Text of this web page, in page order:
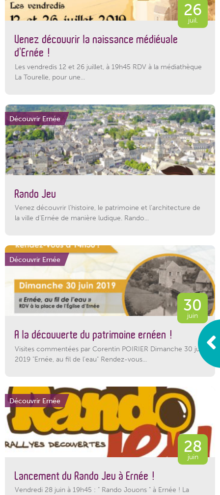
26
juil.
Venez découvrir la naissance médiévale
d’Ernée !
Les vendredis 12 et 26 juillet, à 19h45 RDV à la médiathèque
La Tourelle, pour une...
Découvrir Ernée
Rando Jeu
Venez découvrir l’histoire, le patrimoine et l’architecture de
la ville d’Ernée de manière ludique. Rando...
Découvrir Ernée
30
juin
A la découverte du patrimoine ernéen !
Visites commentées par Corentin POIRIER Dimanche 30 juin
2019 "Ernée, au fil de l'eau" Rendez-vous...
Découvrir Ernée
28
juin
Lancement du Rando Jeu à Ernée !
Vendredi 28 juin à 19h45 : " Rando Jouons " à Ernée ! La